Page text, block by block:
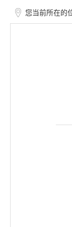
您当前所在的